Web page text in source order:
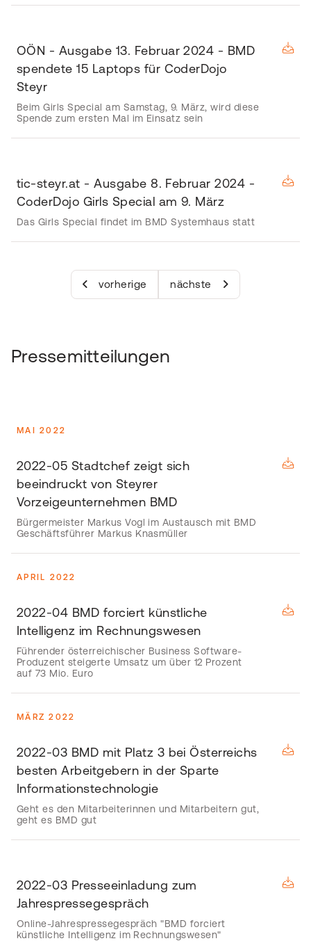
OÖN - Ausgabe 13. Februar 2024 - BMD
spendete 15 Laptops für CoderDojo
Steyr
Beim Girls Special am Samstag, 9. März, wird diese
Spende zum ersten Mal im Einsatz sein
tic-steyr.at - Ausgabe 8. Februar 2024 -
CoderDojo Girls Special am 9. März
Das Girls Special findet im BMD Systemhaus statt
vorherige nächste
Pressemitteilungen
MAI 2022
2022-05 Stadtchef zeigt sich
beeindruckt von Steyrer
Vorzeigeunternehmen BMD
Bürgermeister Markus Vogl im Austausch mit BMD
Geschäftsführer Markus Knasmüller
APRIL 2022
2022-04 BMD forciert künstliche
Intelligenz im Rechnungswesen
Führender österreichischer Business Software-
Produzent steigerte Umsatz um über 12 Prozent
auf 73 Mio. Euro
MÄRZ 2022
2022-03 BMD mit Platz 3 bei Österreichs
besten Arbeitgebern in der Sparte
Informationstechnologie
Geht es den Mitarbeiterinnen und Mitarbeitern gut,
geht es BMD gut
2022-03 Presseeinladung zum
Jahrespressegespräch
Online-Jahrespressegespräch "BMD forciert
künstliche Intelligenz im Rechnungswesen"